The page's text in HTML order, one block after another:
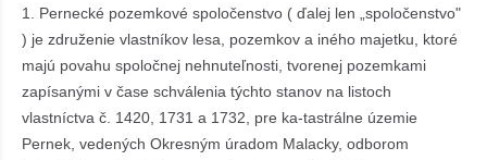
1. Pernecké pozemkové spoločenstvo ( ďalej len „spoločenstvo"
) je združenie vlastníkov lesa, pozemkov a iného majetku, ktoré
majú povahu spoločnej nehnuteľnosti, tvorenej pozemkami
zapísanými v čase schválenia týchto stanov na listoch
vlastníctva č. 1420, 1731 a 1732, pre ka-tastrálne územie
Pernek, vedených Okresným úradom Malacky, odborom